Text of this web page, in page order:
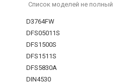
Список моделей не полный
D3764FW
DFS05011S
DFS1500S
DFS1511S
DFS5830A
DIN4530